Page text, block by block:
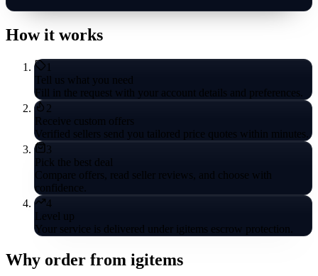
How it works
1
Tell us what you need
Fill in the request with your account details and preferences.
2
Receive custom offers
Verified sellers send you tailored price quotes within minutes.
3
Pick the best deal
Compare offers, read seller reviews, and choose with
confidence.
4
Level up
Your service is delivered under igitems escrow protection.
Why order from igitems